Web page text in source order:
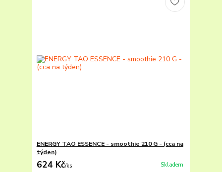
ENERGY TAO ESSENCE - smoothie 210 G - (cca na
týden)
624 Kč/ks Skladem